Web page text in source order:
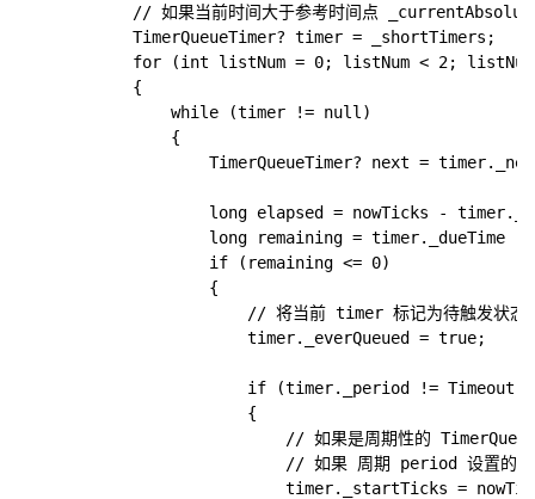
// 如果当前时间大于参考时间点
            TimerQueueTimer? timer = _shortTimers;
for (int listNum = 0; listNum < 2;
            {
                while (timer != null)
                {
TimerQueueTimer? next =
long elapsed = nowTicks -
long remaining = timer._dueTime -
                    if (remaining <= 0)
                    {
                        // 将当前 timer 标记为待触发状态
                        timer._everQueued = true;
if (timer._period !=
                        {
// 如果是周期性的
// 如果 周期 period 设置的过
timer._startTicks =